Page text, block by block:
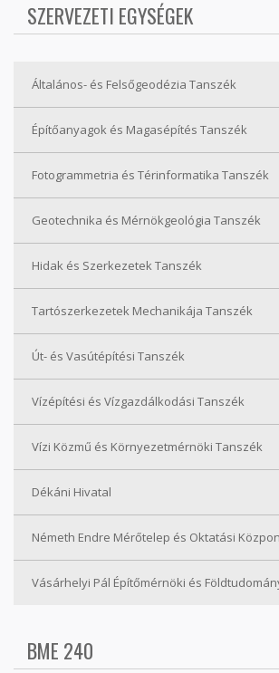
SZERVEZETI EGYSÉGEK
Általános- és Felsőgeodézia Tanszék
Építőanyagok és Magasépítés Tanszék
Fotogrammetria és Térinformatika Tanszék
Geotechnika és Mérnökgeológia Tanszék
Hidak és Szerkezetek Tanszék
Tartószerkezetek Mechanikája Tanszék
Út- és Vasútépítési Tanszék
Vízépítési és Vízgazdálkodási Tanszék
Vízi Közmű és Környezetmérnöki Tanszék
Dékáni Hivatal
Németh Endre Mérőtelep és Oktatási
Vásárhelyi Pál Építőmérnöki és
BME 240